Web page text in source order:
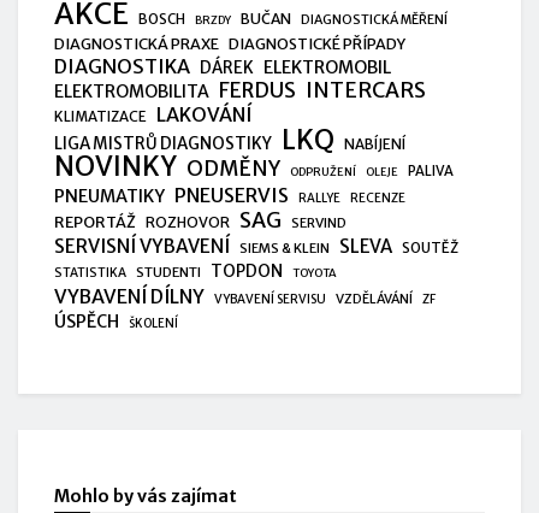
AKCE BOSCH BRZDY BUČAN DIAGNOSTICKÁ MĚŘENÍ
DIAGNOSTICKÁ PRAXE DIAGNOSTICKÉ PŘÍPADY
DIAGNOSTIKA DÁREK ELEKTROMOBIL
ELEKTROMOBILITA FERDUS INTERCARS
KLIMATIZACE LAKOVÁNÍ
LIGA MISTRŮ DIAGNOSTIKY LKQ NABÍJENÍ
NOVINKY ODMĚNY ODPRUŽENÍ OLEJE PALIVA
PNEUMATIKY PNEUSERVIS RALLYE RECENZE
REPORTÁŽ ROZHOVOR SAG SERVIND
SERVISNÍ VYBAVENÍ SIEMS & KLEIN SLEVA SOUTĚŽ
STATISTIKA STUDENTI TOPDON TOYOTA
VYBAVENÍ DÍLNY VYBAVENÍ SERVISU VZDĚLÁVÁNÍ ZF
ÚSPĚCH ŠKOLENÍ
Mohlo by vás zajímat